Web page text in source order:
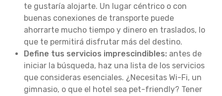
te gustaría alojarte. Un lugar céntrico o con
buenas conexiones de transporte puede
ahorrarte mucho tiempo y dinero en traslados, lo
que te permitirá disfrutar más del destino.
Define tus servicios imprescindibles: antes de
iniciar la búsqueda, haz una lista de los servicios
que consideras esenciales. ¿Necesitas Wi-Fi, un
gimnasio, o que el hotel sea pet-friendly? Tener